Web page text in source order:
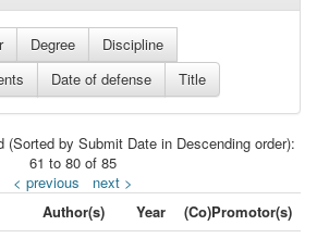
by Submit Date in Descending order):
61 to 80 of 85
< previous
next >
Author(s) Year
(Co)Promotor(s)